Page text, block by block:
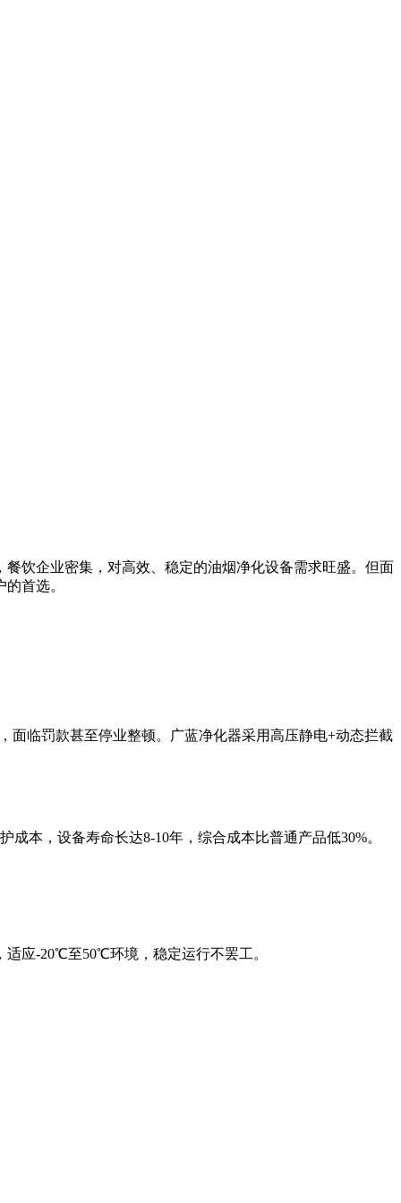
饮企业密集，对高效、稳定的油烟净化设备需求旺盛。但面
首选。
面临罚款甚至停业整顿。广蓝净化器采用高压静电+动态拦截
本，设备寿命长达8-10年，综合成本比普通产品低30%。
应-20℃至50℃环境，稳定运行不罢工。